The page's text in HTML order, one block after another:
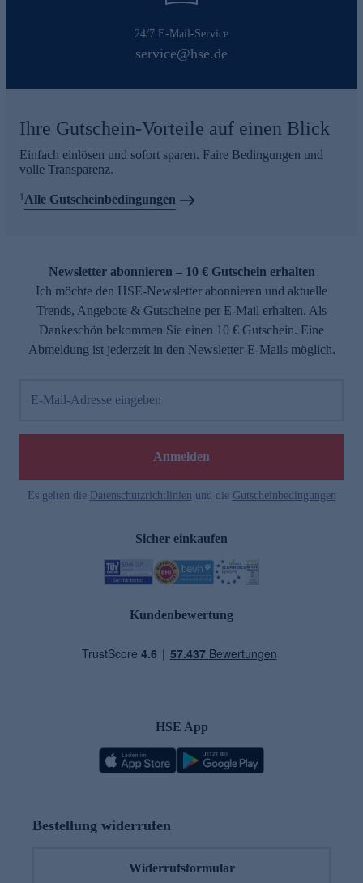
24/7 E-Mail-Service
service@hse.de
Ihre Gutschein-Vorteile auf einen Blick
Einfach einlösen und sofort sparen. Faire Bedingungen und
volle Transparenz.
1 Alle Gutscheinbedingungen
Newsletter abonnieren – 10 € Gutschein erhalten
Ich möchte den HSE-Newsletter abonnieren und aktuelle
Trends, Angebote & Gutscheine per E-Mail erhalten. Als
Dankeschön bekommen Sie einen 10 € Gutschein. Eine
Abmeldung ist jederzeit in den Newsletter-E-Mails möglich.
E-Mail-Adresse eingeben
Anmelden
Es gelten die Datenschutzrichtlinien und die Gutscheinbedingungen
Sicher einkaufen
Kundenbewertung
HSE App
Bestellung widerrufen
Widerrufsformular